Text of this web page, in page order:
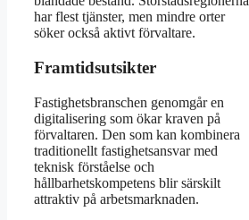
har flest tjänster, men mindre orter
söker också aktivt förvaltare.
Framtidsutsikter
Fastighetsbranschen genomgår en
digitalisering som ökar kraven på
förvaltaren. Den som kan kombinera
traditionellt fastighetsansvar med
teknisk förståelse och
hållbarhetskompetens blir särskilt
attraktiv på arbetsmarknaden.